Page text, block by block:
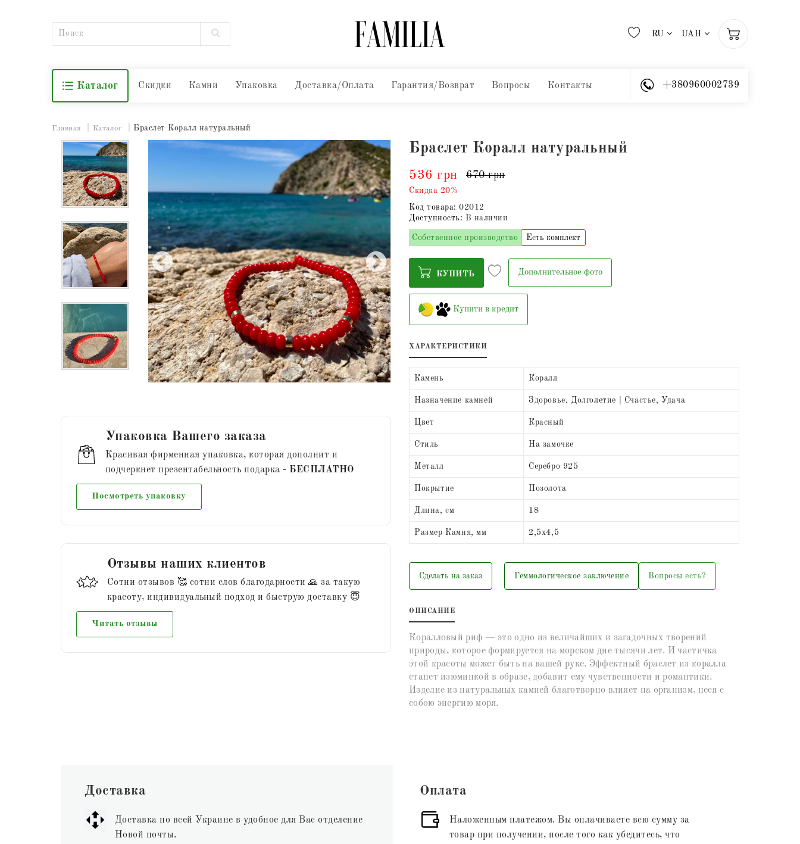
RU UAH
Каталог Скидки Камни Упаковка Доставка/Оплата Гарантия/Возврат Вопросы Контакты +380960002739
Главная Каталог Браслет Коралл натуральный
Упаковка Вашего заказа
Красивая фирменная упаковка, которая дополнит и
подчеркнет презентабельность подарка - БЕСПЛАТНО
Посмотреть упаковку
Отзывы наших клиентов
Сотни отзывов 🥰 сотни слов благодарности 🙏 за такую
красоту, индивидуальный подход и быструю доставку 😇
Читать отзывы
Браслет Коралл натуральный
536 грн 670 грн
Скидка 20%
Код товара: 02012
Доступность: В наличии
Собственное производство Есть комплект
КУПИТЬ Дополнительное фото
Купити в кредит
ХАРАКТЕРИСТИКИ
Камень Коралл
Назначение камней Здоровье, Долголетие | Счастье, Удача
Цвет Красный
Стиль На замочке
Металл Серебро 925
Покрытие Позолота
Длина, см 18
Размер Камня, мм 2,5х4,5
Сделать на заказ Геммологическое заключение Вопросы есть?
ОПИСАНИЕ
Коралловый риф — это одно из величайших и загадочных творений
природы, которое формируется на морском дне тысячи лет. И частичка
этой красоты может быть на вашей руке. Эффектный браслет из коралла
станет изюминкой в образе, добавит ему чувственности и романтики.
Изделие из натуральных камней благотворно влияет на организм, неся с
собою энергию моря.
Доставка
Доставка по всей Украине в удобное для Вас отделение
Новой почты.
Оплата
Наложенным платежом. Вы оплачиваете всю сумму за
товар при получении, после того как убедитесь, что